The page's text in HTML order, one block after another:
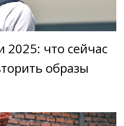
2025: что сейчас
образы